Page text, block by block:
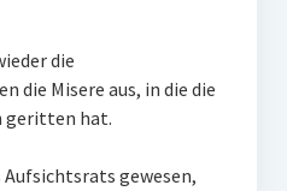
die
die Misere aus, in die die
geritten hat.
Aufsichtsrats gewesen,